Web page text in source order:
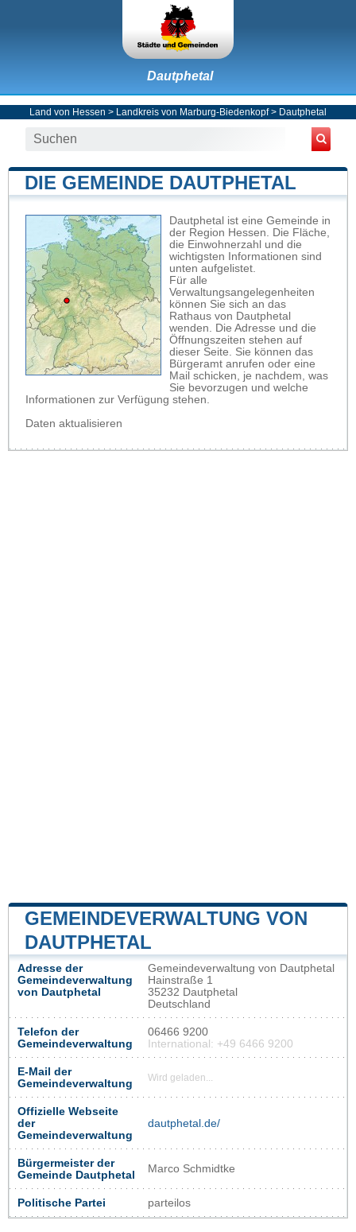
Dautphetal
Land von Hessen > Landkreis von Marburg-Biedenkopf> Dautphetal
DIE GEMEINDE DAUTPHETAL
Dautphetal ist eine Gemeinde in
der Region Hessen. Die Fläche,
die Einwohnerzahl und die
wichtigsten Informationen sind
unten aufgelistet.
Für alle
Verwaltungsangelegenheiten
können Sie sich an das
Rathaus von Dautphetal
wenden. Die Adresse und die
Öffnungszeiten stehen auf
dieser Seite. Sie können das
Bürgeramt anrufen oder eine
Mail schicken, je nachdem, was
Sie bevorzugen und welche
Informationen zur Verfügung stehen.
Daten aktualisieren
GEMEINDEVERWALTUNG VON
DAUTPHETAL
Adresse der
Gemeindeverwaltung
von Dautphetal
Gemeindeverwaltung von Dautphetal
Hainstraße 1
35232 Dautphetal
Deutschland
Telefon der
Gemeindeverwaltung
06466 9200
International: +49 6466 9200
E-Mail der
Gemeindeverwaltung
Wird geladen...
Offizielle Webseite
der
Gemeindeverwaltung
dautphetal.de/
Bürgermeister der
Gemeinde Dautphetal
Marco Schmidtke
Politische Partei parteilos